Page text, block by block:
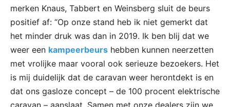
merken Knaus, Tabbert en Weinsberg sluit de beurs
positief af: “Op onze stand heb ik niet gemerkt dat
het minder druk was dan in 2019. Ik ben blij dat we
weer een kampeerbeurs hebben kunnen neerzetten
met vrolijke maar vooral ook serieuze bezoekers. Het
is mij duidelijk dat de caravan weer herontdekt is en
dat ons gasloze concept – de 100 procent elektrische
caravan – aanslaat. Samen met onze dealers zijn we